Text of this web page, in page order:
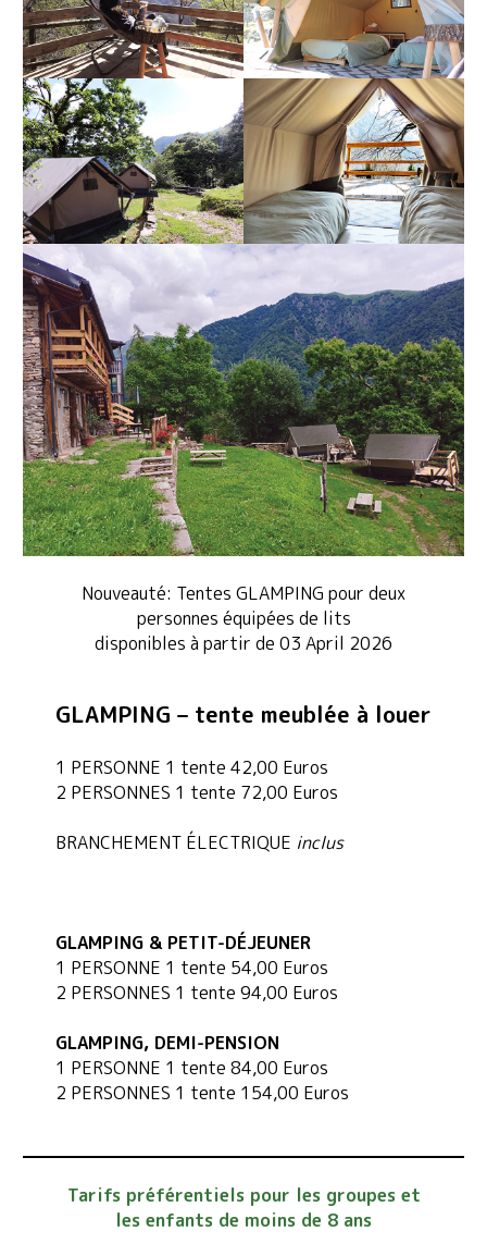
Nouveauté: Tentes GLAMPING pour deux
personnes équipées de lits
disponibles à partir de 03 April 2026
GLAMPING – tente meublée à louer
1 PERSONNE 1 tente 42,00 Euros
2 PERSONNES 1 tente 72,00 Euros
BRANCHEMENT ÉLECTRIQUE inclus
GLAMPING & PETIT-DÉJEUNER
1 PERSONNE 1 tente 54,00 Euros
2 PERSONNES 1 tente 94,00 Euros
GLAMPING, DEMI-PENSION
1 PERSONNE 1 tente 84,00 Euros
2 PERSONNES 1 tente 154,00 Euros
Tarifs préférentiels pour les groupes et
les enfants de moins de 8 ans